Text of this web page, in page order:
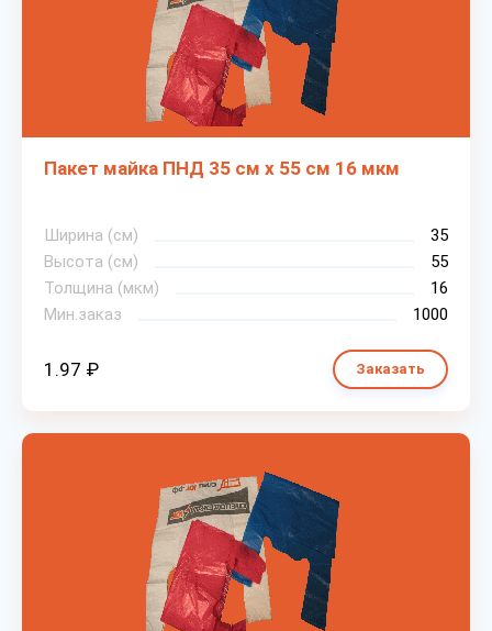
Пакет майка ПНД 35 см х 55 см 16 мкм
Ширина (см)
35
Высота (см)
55
Толщина (мкм)
16
Мин.заказ
1000
1.97 ₽ Заказать